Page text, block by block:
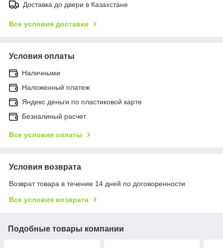
Доставка до двери в Казахстане
Все условия доставки
Условия оплаты
Наличными
Наложенный платеж
Яндекс деньги по пластиковой карте
Безналиный расчет
Все условия оплаты
Условия возврата
Возврат товара в течение 14 дней по договоренности
Все условия возврата
Подобные товары компании